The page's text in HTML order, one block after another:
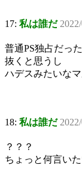
17: 私は誰だ
普通PS独占だっ
抜くと思うし
ハデスみたいな
18: 私は誰だ
？？？
ちょっと何言い